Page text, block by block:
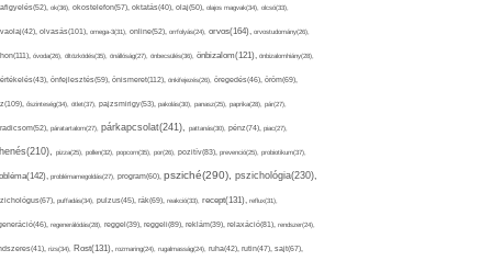
ok(36), okostelefon(57), oktatás(40), olaj(50), olajos magvak(34), olcsó(33),
olvasás(101), omega-3(31), online(52), orrfolyás(24), orvos(164), orvostudomány(26),
óvoda(26), öltözködés(35), önállóság(27), önbecsülés(36), önbizalom(121), önbizalomhiány(28),
önfejlesztés(59), önismeret(112), önkifejezés(26), öregedés(46), öröm(69),
őszinteség(34), ötlet(37), pajzsmirigy(53), pakolás(30), panasz(25), paprika(28), pár(27),
páratartalom(27), párkapcsolat(241), pattanás(30), pénz(74), piac(27),
pizza(25), pollen(32), popcorn(35), por(26), pozitív(83), prevenció(25), probiotikum(37),
problémamegoldás(27), program(60), psziché(290), pszichológia(230),
puffadás(34), pulzus(45), rák(69), reakció(33), recept(131), reflux(31),
regenerálódás(28), reggel(39), reggeli(89), reklám(39), relaxáció(81), rendszer(24),
rizs(34), Rost(131), rozmaring(24), rugalmasság(24), ruha(42), rutin(47), sajt(67),